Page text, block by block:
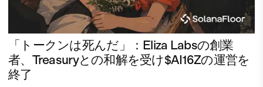
「トークンは死んだ」：Eliza Labsの創業
者、Treasuryとの和解を受け$AI16Zの運営を
終了